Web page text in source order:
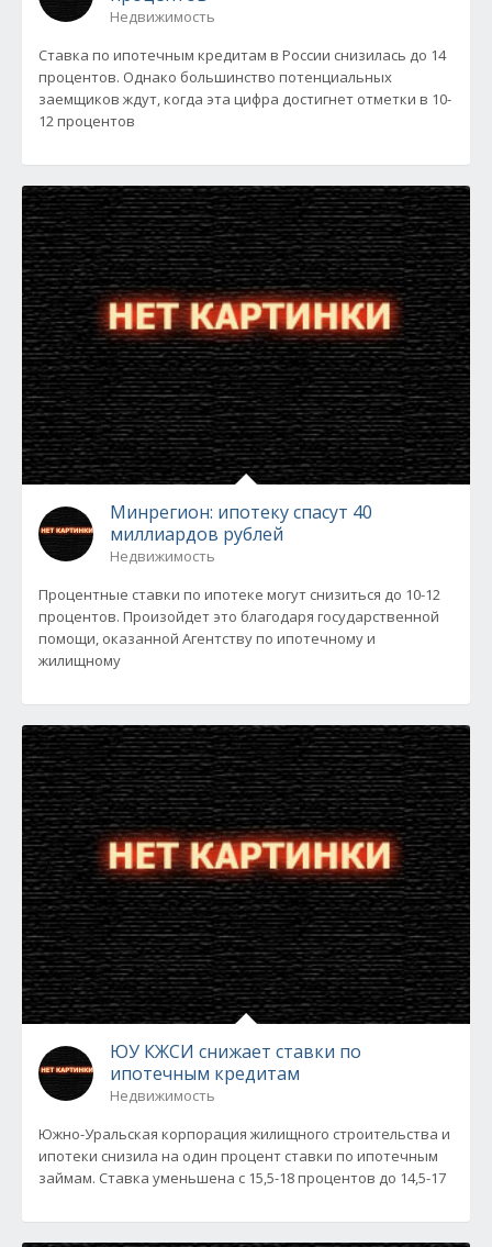
Недвижимость
Ставка по ипотечным кредитам в России снизилась до 14
процентов. Однако большинство потенциальных
заемщиков ждут, когда эта цифра достигнет отметки в 10-
12 процентов
Минрегион: ипотеку спасут 40
миллиардов рублей
Недвижимость
Процентные ставки по ипотеке могут снизиться до 10-12
процентов. Произойдет это благодаря государственной
помощи, оказанной Агентству по ипотечному и
жилищному
ЮУ КЖСИ снижает ставки по
ипотечным кредитам
Недвижимость
Южно-Уральская корпорация жилищного строительства и
ипотеки снизила на один процент ставки по ипотечным
займам. Ставка уменьшена с 15,5-18 процентов до 14,5-17